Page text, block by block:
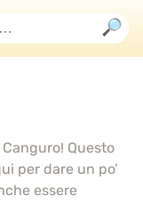
Canguro! Questo
per dare un po’
essere